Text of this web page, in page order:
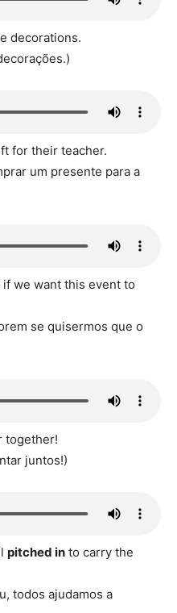
decorations.
for their teacher.
um presente para a
if we want this event to
se quisermos que o
together!
juntos!)
pitched in to carry the
todos ajudamos a